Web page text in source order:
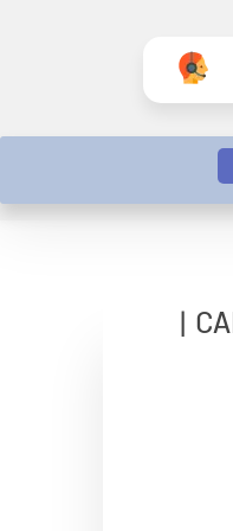
پروانه الکتروپمپ جتی رزوه ای ایرانی | CAM100 |